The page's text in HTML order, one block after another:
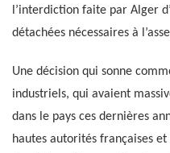
l’interdiction faite par Alger
détachées nécessaires à
Une décision qui sonne
industriels, qui avaient
dans le pays ces dernières
hautes autorités françaises et